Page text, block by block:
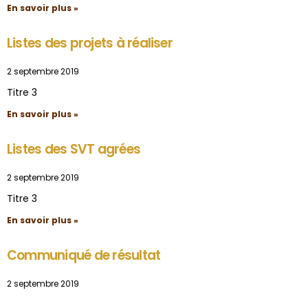
En savoir plus »
Listes des projets à réaliser
2 septembre 2019
Titre 3
En savoir plus »
Listes des SVT agrées
2 septembre 2019
Titre 3
En savoir plus »
Communiqué de résultat
2 septembre 2019